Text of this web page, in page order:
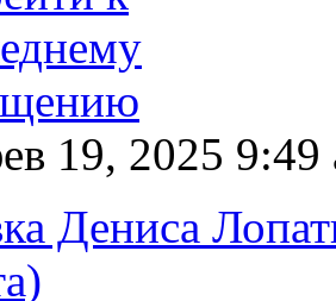
19, 2025 9:49
Дениса